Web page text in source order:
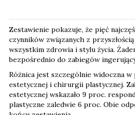
Zestawienie pokazuje, że pięć
czynników związanych z
wszystkim zdrowia i stylu życia.
bezpośrednio do zabiegów
Różnica jest szczególnie widoczna w
estetycznej i chirurgii plastycznej.
estetycznej wskazało 9 proc.
plastyczne zaledwie 6 proc. Obie